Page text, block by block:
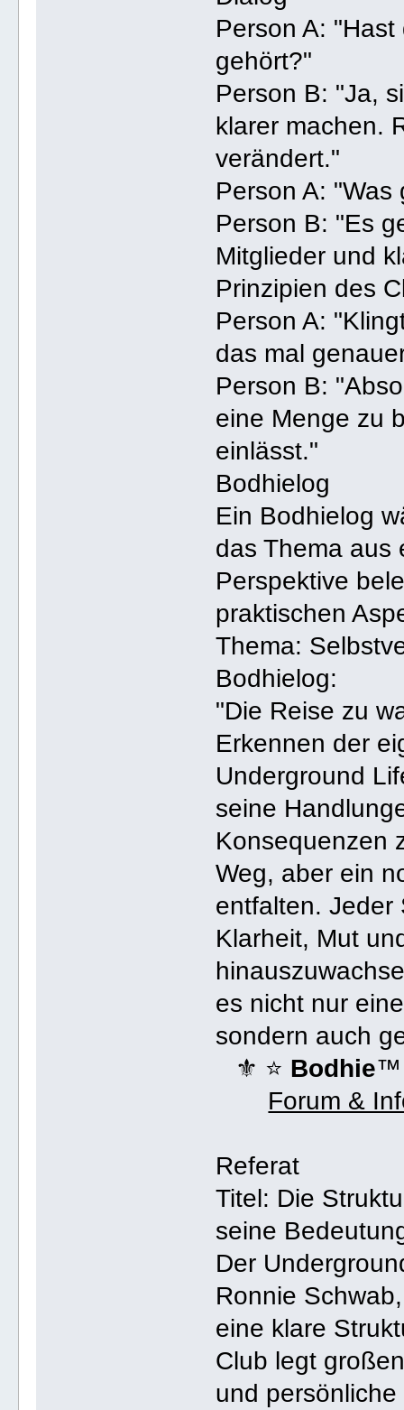
Person A:
gehört?"
Person B: "Ja,
klarer machen.
verändert."
Person A:
Person B: "Es
Mitglieder und
Prinzipien des
Person A:
das mal
Person B:
eine Menge zu
einlässt."
Bodhielog
Ein Bodhielog
das Thema aus
Perspektive
praktischen
Thema:
Bodhielog:
"Die Reise zu
Erkennen der
Underground
seine
Konsequenzen
Weg, aber ein
entfalten. Jeder
Klarheit, Mut
es nicht nur
sondern auch
⚜ ⭐️ Bodhie™
Forum &
Referat
Titel: Die
seine
Der
Ronnie
eine klare
Club legt
und